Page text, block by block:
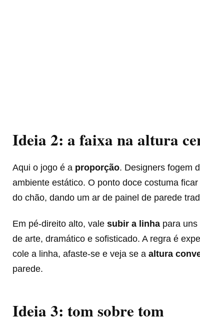
Ideia 2: a faixa na altura
Aqui o jogo é a proporção. Designers fogem
ambiente estático. O ponto doce costuma
do chão, dando um ar de painel de parede
Em pé-direito alto, vale subir a linha para
de arte, dramático e sofisticado. A regra é
cole a linha, afaste-se e veja se a altura
parede.
Ideia 3: tom sobre tom